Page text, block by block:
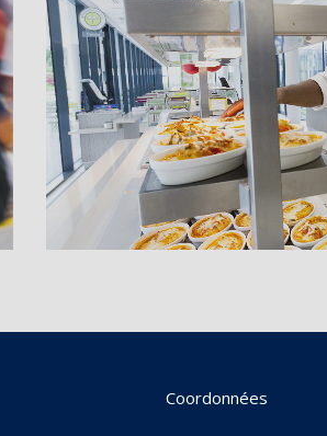
Coordonnées